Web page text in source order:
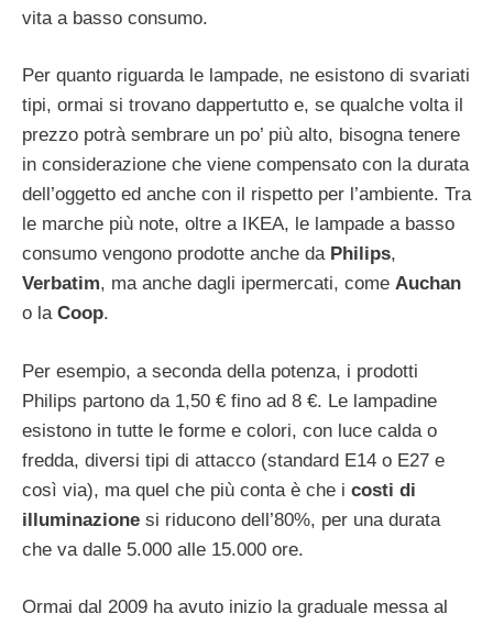
vita a basso consumo.
Per quanto riguarda le lampade, ne esistono di svariati
tipi, ormai si trovano dappertutto e, se qualche volta il
prezzo potrà sembrare un po’ più alto, bisogna tenere
in considerazione che viene compensato con la durata
dell’oggetto ed anche con il rispetto per l’ambiente. Tra
le marche più note, oltre a IKEA, le lampade a basso
consumo vengono prodotte anche da Philips,
Verbatim, ma anche dagli ipermercati, come Auchan
o la Coop.
Per esempio, a seconda della potenza, i prodotti
Philips partono da 1,50 € fino ad 8 €. Le lampadine
esistono in tutte le forme e colori, con luce calda o
fredda, diversi tipi di attacco (standard E14 o E27 e
così via), ma quel che più conta è che i costi di
illuminazione si riducono dell’80%, per una durata
che va dalle 5.000 alle 15.000 ore.
Ormai dal 2009 ha avuto inizio la graduale messa al